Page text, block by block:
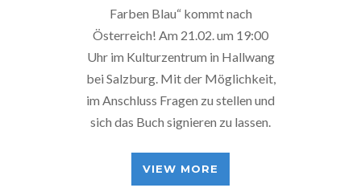
Farben Blau“ kommt nach
Österreich! Am 21.02. um 19:00
Uhr im Kulturzentrum in Hallwang
bei Salzburg. Mit der Möglichkeit,
im Anschluss Fragen zu stellen und
sich das Buch signieren zu lassen.
VIEW MORE